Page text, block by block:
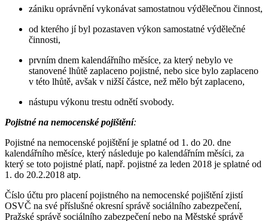
zániku oprávnění vykonávat samostatnou výdělečnou činnost,
od kterého jí byl pozastaven výkon samostatné výdělečné
činnosti,
prvním dnem kalendářního měsíce, za který nebylo ve
stanovené lhůtě zaplaceno pojistné, nebo sice bylo zaplaceno
v této lhůtě, avšak v nižší částce, než mělo být zaplaceno,
nástupu výkonu trestu odnětí svobody.
Pojistné na nemocenské pojištění:
Pojistné na nemocenské pojištění je splatné od 1. do 20. dne
kalendářního měsíce, který následuje po kalendářním měsíci, za
který se toto pojistné platí, např. pojistné za leden 2018 je splatné od
1. do 20.2.2018 atp.
Číslo účtu pro placení pojistného na nemocenské pojištění zjistí
OSVČ na své příslušné okresní správě sociálního zabezpečení,
Pražské správě sociálního zabezpečení nebo na Městské správě